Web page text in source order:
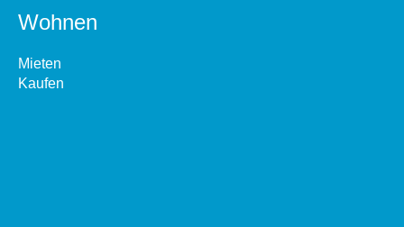
Wohnen
Mieten
Kaufen